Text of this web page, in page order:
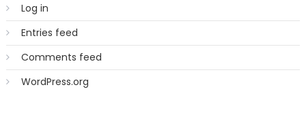
Log in
Entries feed
Comments feed
WordPress.org